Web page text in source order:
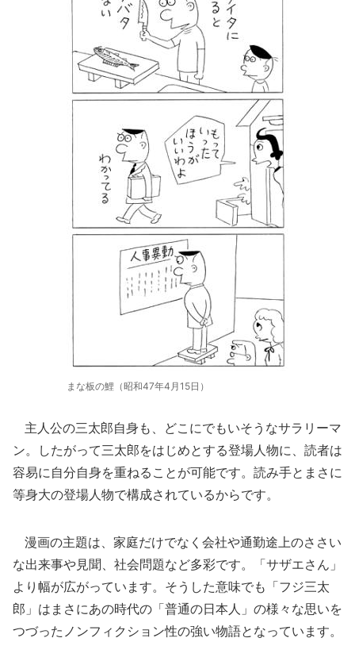
まな板の鯉（昭和47年4月15日）
主人公の三太郎自身も、どこにでもいそうなサラリーマ
ン。したがって三太郎をはじめとする登場人物に、読者は
容易に自分自身を重ねることが可能です。読み手とまさに
等身大の登場人物で構成されているからです。
漫画の主題は、家庭だけでなく会社や通勤途上のささい
な出来事や見聞、社会問題など多彩です。「サザエさん」
より幅が広がっています。そうした意味でも「フジ三太
郎」はまさにあの時代の「普通の日本人」の様々な思いを
つづったノンフィクション性の強い物語となっています。